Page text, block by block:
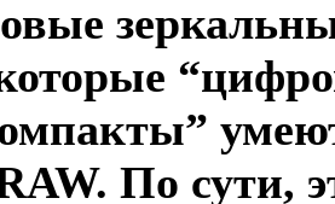
По сути,